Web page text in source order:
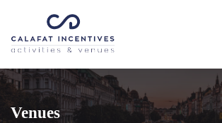
Venues